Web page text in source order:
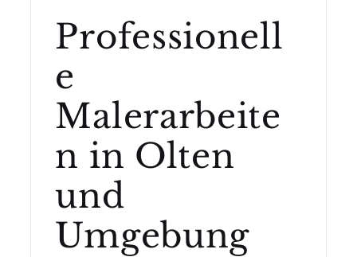
Professionell
e
Malerarbeite
n in Olten
und
Umgebung